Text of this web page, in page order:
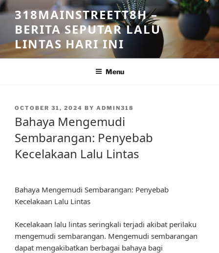
Skip
to
content
318MAINSTREETT8H –
BERITA SEPUTAR LALU
LINTAS HARI INI
Menu
POSTED
OCTOBER 31, 2024 BY ADMIN318
Bahaya Mengemudi
Sembarangan: Penyebab
Kecelakaan Lalu Lintas
Bahaya Mengemudi Sembarangan: Penyebab
Kecelakaan Lalu Lintas
Kecelakaan lalu lintas seringkali terjadi akibat perilaku
mengemudi sembarangan. Mengemudi sembarangan
dapat mengakibatkan berbagai bahaya bagi